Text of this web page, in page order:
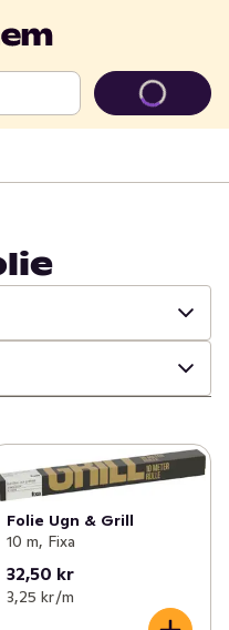
(226)
Folie Ugn & Grill
10 m, Fixa
32,50 kr
3,25 kr /m